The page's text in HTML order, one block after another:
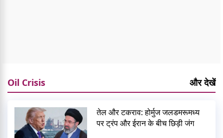
Oil Crisis और देखें
तेल और टकराव: होर्मुज जलडमरूमध्य
पर ट्रंप और ईरान के बीच छिड़ी जंग